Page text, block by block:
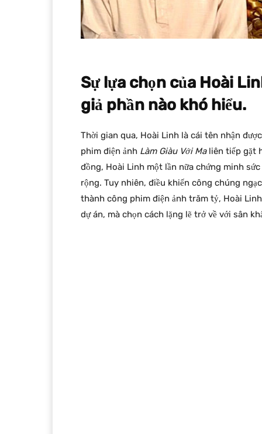
Sự lựa chọn của Hoài
giả phần nào khó hiểu.
Thời gian qua, Hoài Linh là cái tên nhận
phim điện ảnh Làm Giàu Với Maliên tiếp gặt
đồng, Hoài Linh một lần nữa chứng minh
rộng. Tuy nhiên, điều khiến công chúng
thành công phim điện ảnh trăm tỷ, Hoài
dự án, mà chọn cách lặng lẽ trở về với sân